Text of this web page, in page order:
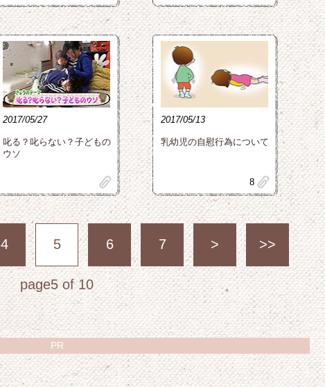
2017/05/27
叱る？叱らない？子どもの
ウソ
clip
2017/05/13
乳幼児の自慰行為について
clip
8
4 5 6 7 > >>
page5 of 10
PR